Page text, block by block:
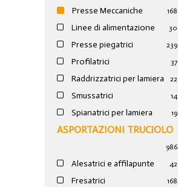
Presse Meccaniche 168
Linee di alimentazione 30
Presse piegatrici 239
Profilatrici 37
Raddrizzatrici per lamiera 22
Smussatrici 14
Spianatrici per lamiera 19
ASPORTAZIONI TRUCIOLO
986
Alesatrici e affilapunte 42
Fresatrici 168